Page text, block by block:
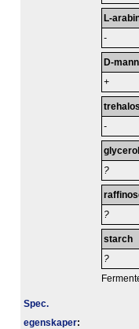
L-
-
D-
+
-
glycerol
?
?
starch
?
Spec.
egenskaper: